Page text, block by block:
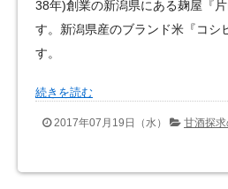
38年)創業の新潟県にある麹屋『
す。新潟県産のブランド米『コシ
す。
続きを読む
2017年07月19日（水） 甘酒探求